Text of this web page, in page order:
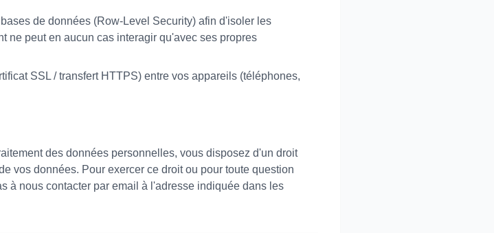
de données (Row-Level Security) afin d'isoler les
ne peut en aucun cas interagir qu'avec ses propres
SSL / transfert HTTPS) entre vos appareils (téléphones,
des données personnelles, vous disposez d'un droit
vos données. Pour exercer ce droit ou pour toute question
à nous contacter par email à l'adresse indiquée dans les